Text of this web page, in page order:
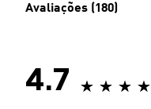
Avaliações (180)
4.7